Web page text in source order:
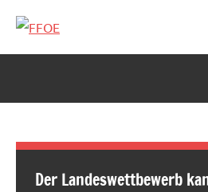
Inhalt
springen
FFOE
Der Landeswettbewerb